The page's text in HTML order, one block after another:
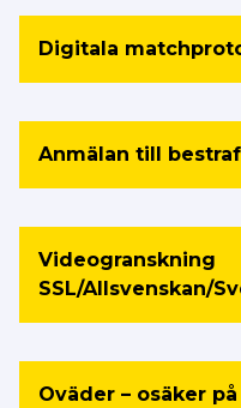
Digitala
Anmälan till
Videogranskning
SSL/Allsvenskan/
Oväder – osäker